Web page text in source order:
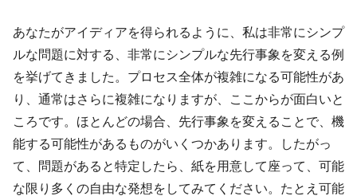
あなたがアイディアを得られるように、私は非常にシンプ
ルな問題に対する、非常にシンプルな先行事象を変える例
を挙げてきました。プロセス全体が複雑になる可能性があ
り、通常はさらに複雑になりますが、ここからが面白いと
ころです。ほとんどの場合、先行事象を変えることで、機
能する可能性があるものがいくつかあります。したがっ
て、問題があると特定したら、紙を用意して座って、可能
な限り多くの自由な発想をしてみてください。たとえ可能